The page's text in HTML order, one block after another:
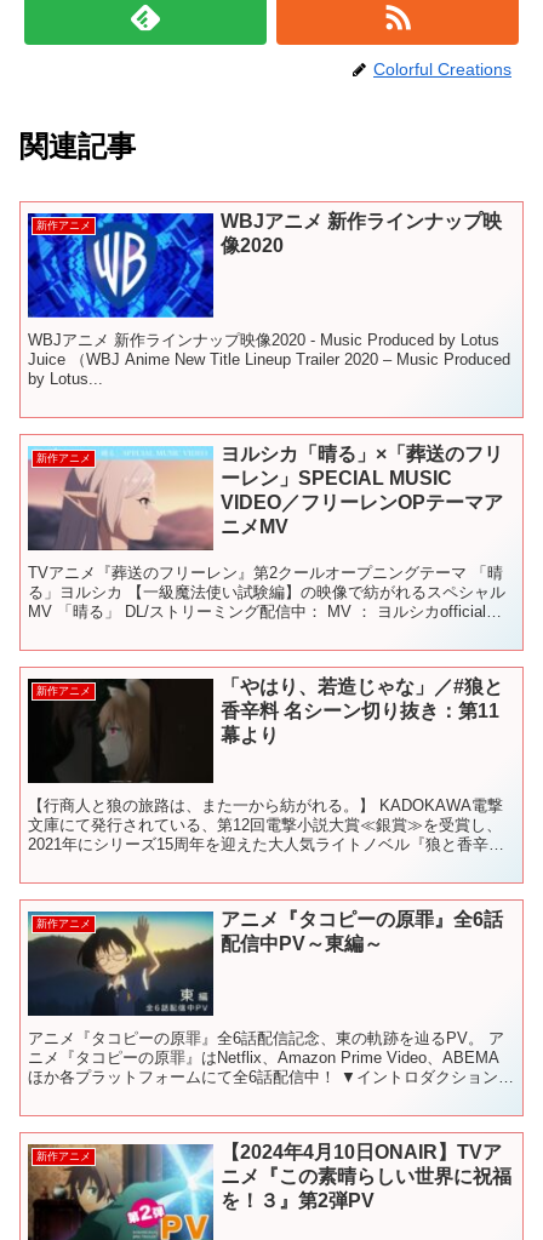
Colorful Creations
関連記事
新作アニメ
WBJアニメ 新作ラインナップ映
像2020
WBJアニメ 新作ラインナップ映像2020 - Music Produced by Lotus
Juice （WBJ Anime New Title Lineup Trailer 2020 – Music Produced
by Lotus...
新作アニメ
ヨルシカ「晴る」×「葬送のフリ
ーレン」SPECIAL MUSIC
VIDEO／フリーレンOPテーマア
ニメMV
TVアニメ『葬送のフリーレン』第2クールオープニングテーマ 「晴
る」ヨルシカ 【一級魔法使い試験編】の映像で紡がれるスペシャル
MV 「晴る」 DL/ストリーミング配信中： MV ： ヨルシカofficial
新作アニメ
「やはり、若造じゃな」／#狼と
香辛料 名シーン切り抜き：第11
幕より
【行商人と狼の旅路は、また一から紡がれる。】 KADOKAWA電撃
文庫にて発行されている、第12回電撃小説大賞≪銀賞≫を受賞し、
2021年にシリーズ15周年を迎えた大人気ライトノベル『狼と香辛
新作アニメ
アニメ『タコピーの原罪』全6話
配信中PV～東編～
アニメ『タコピーの原罪』全6話配信記念、東の軌跡を辿るPV。 ア
ニメ『タコピーの原罪』はNetflix、Amazon Prime Video、ABEMA
ほか各プラットフォームにて全6話配信中！ ▼イントロダクション
新作アニメ
【2024年4月10日ONAIR】TVア
ニメ『この素晴らしい世界に祝福
を！３』第2弾PV